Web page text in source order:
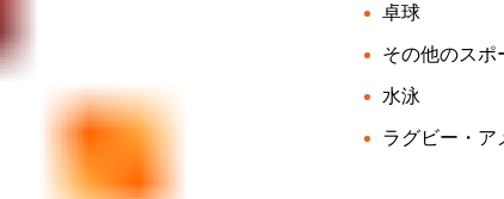
卓球
その他のスポ
水泳
ラグビー・ア